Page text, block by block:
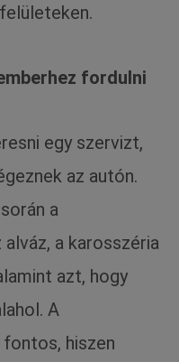
fordulni
egy szervizt,
az autón.
a
a karosszéria
azt, hogy
A
hiszen